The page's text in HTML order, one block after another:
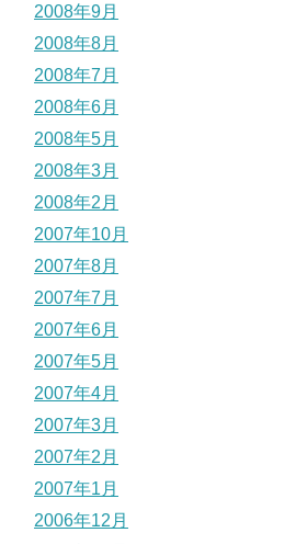
2008年9月
2008年8月
2008年7月
2008年6月
2008年5月
2008年3月
2008年2月
2007年10月
2007年8月
2007年7月
2007年6月
2007年5月
2007年4月
2007年3月
2007年2月
2007年1月
2006年12月